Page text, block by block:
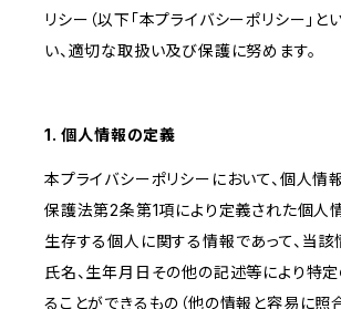
リシー（以下「本プライバシーポリシー」と
い、適切な取扱い及び保護に努めます。
1. 個人情報の定義
本プライバシーポリシーにおいて、個人情
保護法第2条第1項により定義された個人情
生存する個人に関する情報であって、当
氏名、生年月日その他の記述等により特
ることができるもの（他の情報と容易に照